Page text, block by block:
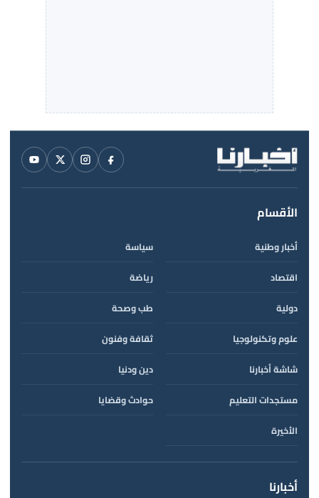
الأقسام
أخبار وطنية
سياسة
اقتصاد
رياضة
دولية
طب وصحة
علوم وتكنولوجيا
ثقافة وفنون
شاشة أخبارنا
دين ودنيا
مستجدات التعليم
حوادث وقضايا
الأخيرة
أخبارنا